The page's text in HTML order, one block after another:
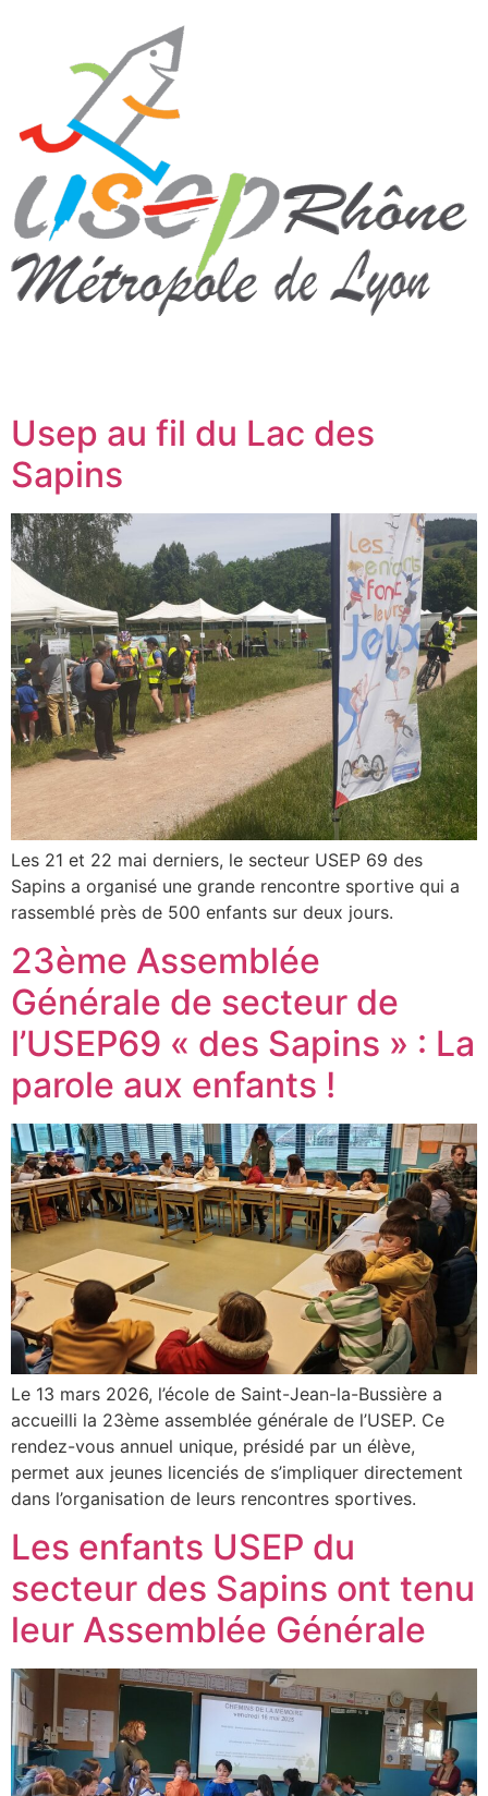
Usep au fil du Lac des
Sapins
Les 21 et 22 mai derniers, le secteur USEP 69 des
Sapins a organisé une grande rencontre sportive qui a
rassemblé près de 500 enfants sur deux jours.
23ème Assemblée
Générale de secteur de
l’USEP69 « des Sapins » : La
parole aux enfants !
Le 13 mars 2026, l’école de Saint-Jean-la-Bussière a
accueilli la 23ème assemblée générale de l’USEP. Ce
rendez-vous annuel unique, présidé par un élève,
permet aux jeunes licenciés de s’impliquer directement
dans l’organisation de leurs rencontres sportives.
Les enfants USEP du
secteur des Sapins ont tenu
leur Assemblée Générale